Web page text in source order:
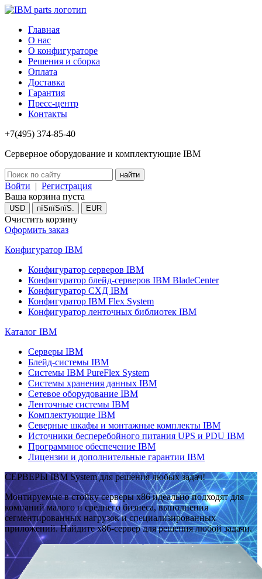
Главная
О нас
О конфигураторе
Решения и сборка
Оплата
Доставка
Гарантия
Пресс-центр
Контакты
+7(495) 374-85-40
Серверное оборудование и комплектующие IBM
Войти | Регистрация
Ваша корзина пуста
USD пїЅпїЅпїЅ. EUR
Очистить корзину
Оформить заказ
Конфигуратор IBM
Конфигуратор серверов IBM
Конфигуратор блейд-серверов IBM BladeCenter
Конфигуратор СХД IBM
Конфигуратор IBM Flex System
Конфигуратор ленточных библиотек IBM
Каталог IBM
Серверы IBM
Блейд-системы IBM
Системы IBM PureFlex System
Системы хранения данных IBM
Сетевое оборудование IBM
Ленточные системы IBM
Комплектующие IBM
Северные шкафы и монтажные комплекты IBM
Источники бесперебойного питания UPS и PDU IBM
Программное обеспечение IBM
Лицензии и дополнительные гарантии IBM
СЕРВЕРЫ IBM System для решения любых задач!
Монтируемые в стойку серверы x86 идеально подходят для
компаний малого и среднего бизнеса, выполнения
сегментированных нагрузок и специализированных
приложений. Найдите x86-сервер для решения любой задачи.